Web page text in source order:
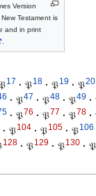
Version
Testament is
and in print
.
17 · 𝔓18 · 𝔓19 · 𝔓20
· 𝔓47 · 𝔓48 · 𝔓49 ·
· 𝔓76 · 𝔓77 · 𝔓78 ·
· 𝔓104 · 𝔓105 · 𝔓106
128 · 𝔓129 · 𝔓130 · 𝔓